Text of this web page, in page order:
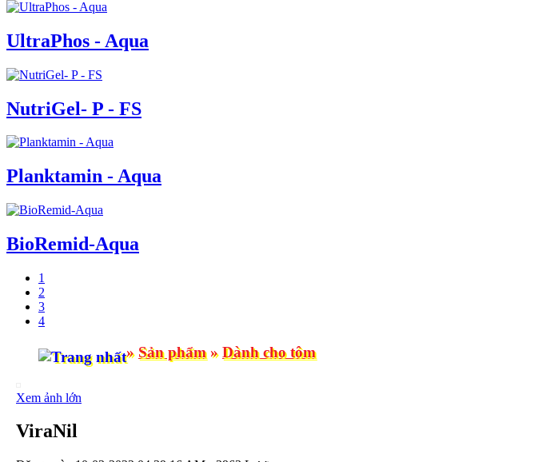
UltraPhos - Aqua
NutriGel- P - FS
Planktamin - Aqua
BioRemid-Aqua
1
2
3
4
» Sản phẩm » Dành cho tôm
Xem ảnh lớn
ViraNil